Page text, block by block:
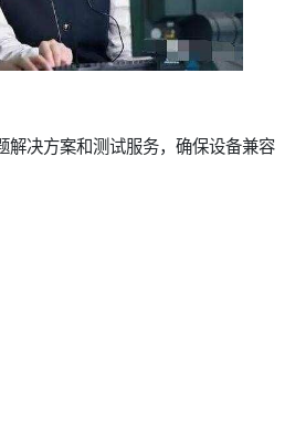
解决方案和测试服务，确保设备兼容